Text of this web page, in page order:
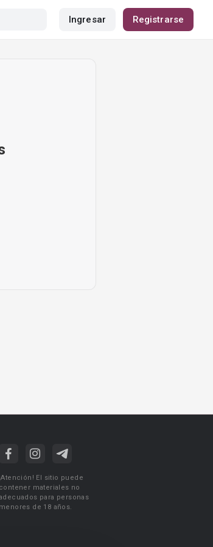
Ingresar Registrarse
¡Atención! El sitio puede
contener materiales no
para personas
menores de 18 años.